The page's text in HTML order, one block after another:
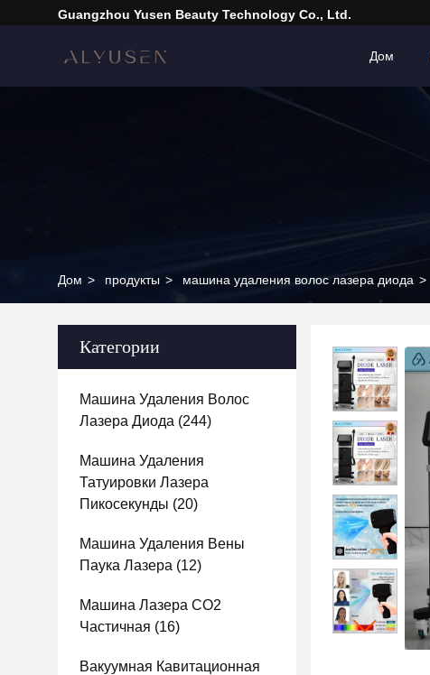
Guangzhou Yusen Beauty Technology Co., Ltd.
Дом
Дом > продукты > машина удаления волос лазера диода >
Категории
Машина Удаления Волос
Лазера Диода (244)
Машина Удаления
Татуировки Лазера
Пикосекунды (20)
Машина Удаления Вены
Паука Лазера (12)
Машина Лазера СО2
Частичная (16)
Вакуумная Кавитационная